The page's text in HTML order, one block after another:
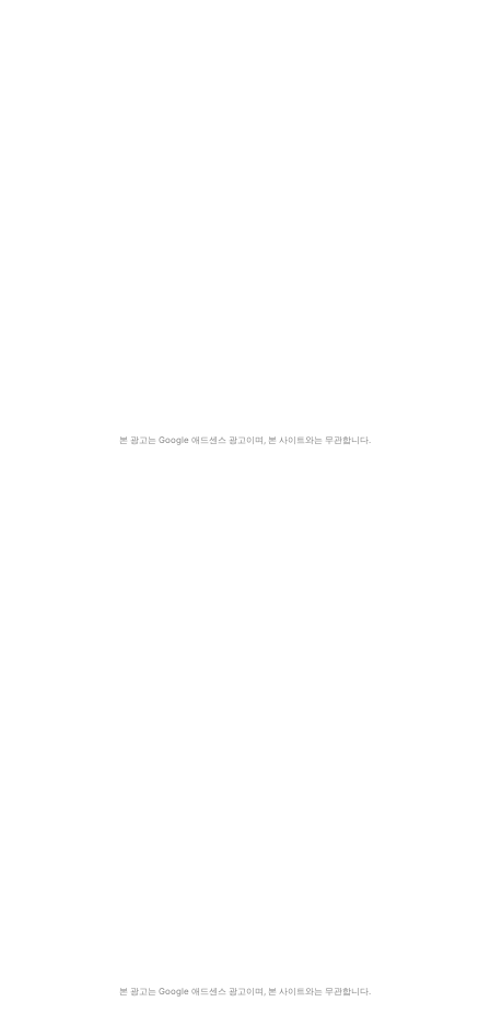
본 광고는 Google 애드센스 광고이며, 본 사이트와는 무관합니다.
본 광고는 Google 애드센스 광고이며, 본 사이트와는 무관합니다.